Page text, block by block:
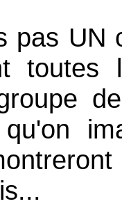
pas UN
toutes